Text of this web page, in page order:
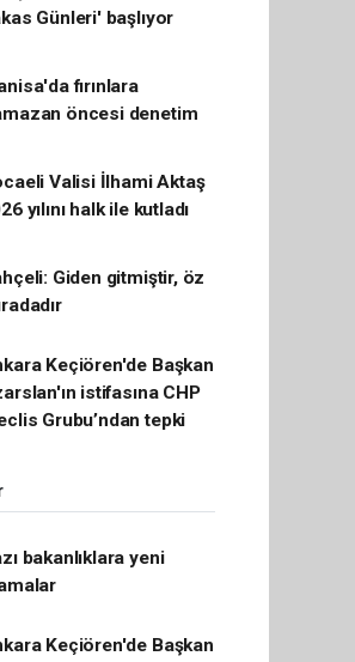
Günleri' başlıyor
fırınlara
öncesi denetim
Valisi İlhami Aktaş
yılını halk ile kutladı
Giden gitmiştir, öz
Keçiören'de Başkan
istifasına CHP
Grubu’ndan tepki
bakanlıklara yeni
Keçiören'de Başkan